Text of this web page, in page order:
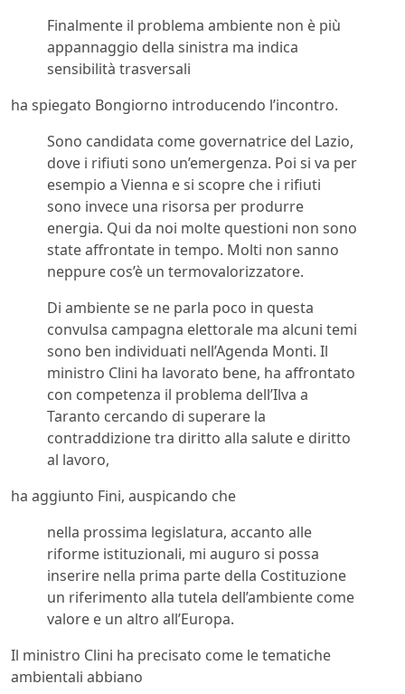
Finalmente il problema ambiente non è più
appannaggio della sinistra ma indica
sensibilità trasversali
ha spiegato Bongiorno introducendo l’incontro.
Sono candidata come governatrice del Lazio,
dove i rifiuti sono un’emergenza. Poi si va per
esempio a Vienna e si scopre che i rifiuti
sono invece una risorsa per produrre
energia. Qui da noi molte questioni non sono
state affrontate in tempo. Molti non sanno
neppure cos’è un termovalorizzatore.
Di ambiente se ne parla poco in questa
convulsa campagna elettorale ma alcuni temi
sono ben individuati nell’Agenda Monti. Il
ministro Clini ha lavorato bene, ha affrontato
con competenza il problema dell’Ilva a
Taranto cercando di superare la
contraddizione tra diritto alla salute e diritto
al lavoro,
ha aggiunto Fini, auspicando che
nella prossima legislatura, accanto alle
riforme istituzionali, mi auguro si possa
inserire nella prima parte della Costituzione
un riferimento alla tutela dell’ambiente come
valore e un altro all’Europa.
Il ministro Clini ha precisato come le tematiche
ambientali abbiano